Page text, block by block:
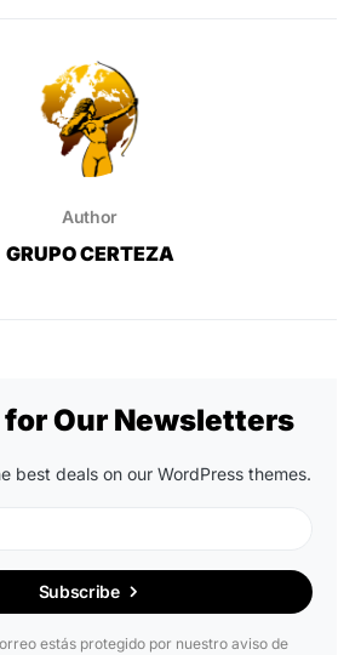
Author
GRUPO CERTEZA
for Our Newsletters
best deals on our WordPress themes.
Subscribe
estás protegido por nuestro aviso de